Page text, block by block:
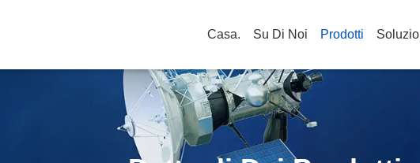
Casa. Su Di Noi Prodotti